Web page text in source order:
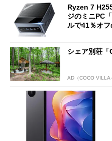
Ryzen 7
ジのミニPC
ルで41％オ
シェア別荘
AD（COCO VILLA